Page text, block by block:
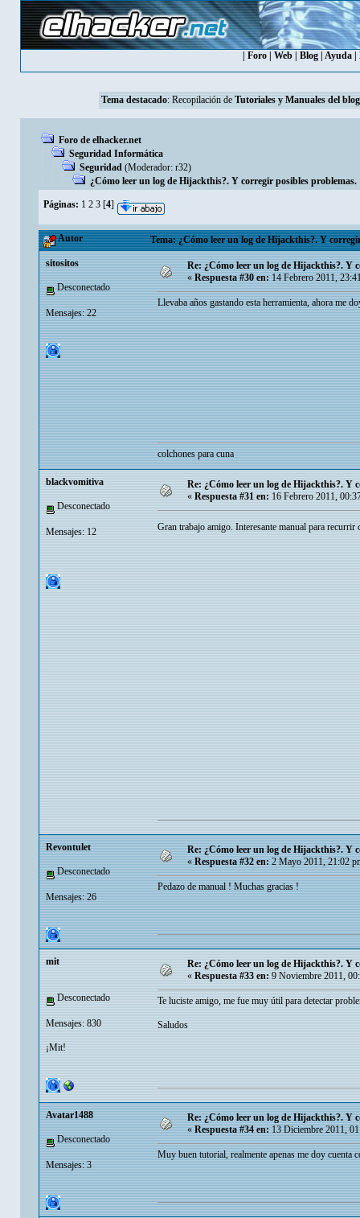
Foro| Web| Blog| Ayuda|
Tema destacado: Recopilación de Tutoriales y Manuales del blog
Foro de elhacker.net
Seguridad Informática
Seguridad (Moderador: r32)
¿Cómo leer un log de Hijackthis?. Y corregir posibles problemas.
Páginas: 1 2 3 [4]
Autor Tema: ¿Cómo leer un log de Hijackthis?. Y
sitositos
Desconectado
Mensajes: 22
Re: ¿Cómo leer un log de Hijackthis?. Y
«Respuesta #30 en:14 Febrero 2011,
Llevaba años gastando esta herramienta, ahora me
colchones para cuna
blackvomitiva
Desconectado
Mensajes: 12
Re: ¿Cómo leer un log de Hijackthis?. Y
« Respuesta #31 en: 16 Febrero 2011,
Gran trabajo amigo. Interesante manual para
Revontulet
Desconectado
Mensajes: 26
Re: ¿Cómo leer un log de Hijackthis?. Y
«Respuesta #32 en:2 Mayo 2011, 21:02
Pedazo de manual ! Muchas gracias !
mit
Desconectado
Mensajes: 830
¡Mit!
Re: ¿Cómo leer un log de Hijackthis?. Y
« Respuesta #33 en: 9 Noviembre 2011,
Te luciste amigo, me fue muy útil para detectar
Saludos
Avatar1488
Desconectado
Mensajes: 3
Re: ¿Cómo leer un log de Hijackthis?. Y
«Respuesta #34 en:13 Diciembre 2011,
Muy buen tutorial, realmente apenas me doy cuenta